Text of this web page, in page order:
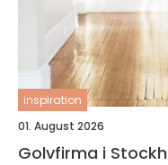
inspiration
01. August 2026
Golvfirma i